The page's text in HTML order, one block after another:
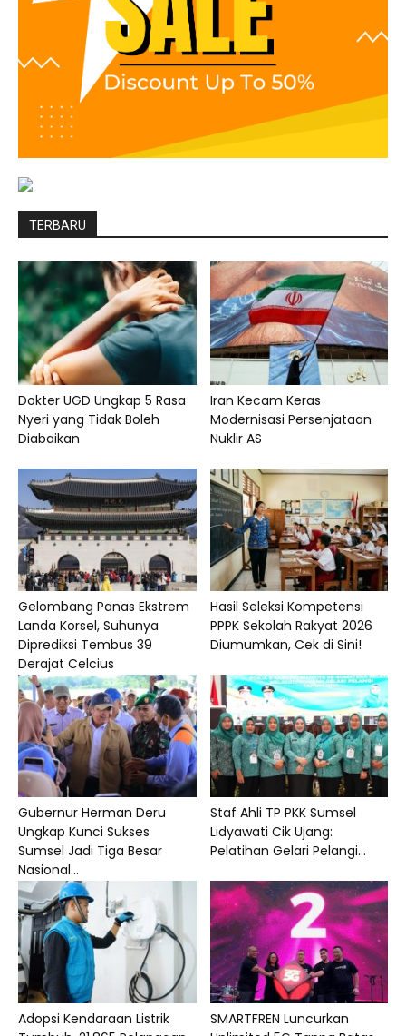
TERBARU
Dokter UGD Ungkap 5 Rasa
Nyeri yang Tidak Boleh
Diabaikan
Iran Kecam Keras
Modernisasi Persenjataan
Nuklir AS
Gelombang Panas Ekstrem
Landa Korsel, Suhunya
Diprediksi Tembus 39
Derajat Celcius
Hasil Seleksi Kompetensi
PPPK Sekolah Rakyat 2026
Diumumkan, Cek di Sini!
Gubernur Herman Deru
Ungkap Kunci Sukses
Sumsel Jadi Tiga Besar
Nasional...
Staf Ahli TP PKK Sumsel
Lidyawati Cik Ujang:
Pelatihan Gelari Pelangi...
Adopsi Kendaraan Listrik
SMARTFREN Luncurkan